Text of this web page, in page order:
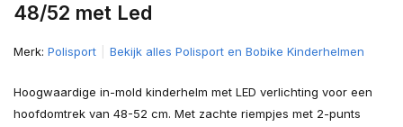
48/52 met Led
Merk: Polisport Bekijk alles Polisport en Bobike Kinderhelmen
Hoogwaardige in-mold kinderhelm met LED verlichting voor een
hoofdomtrek van 48-52 cm. Met zachte riempjes met 2-punts